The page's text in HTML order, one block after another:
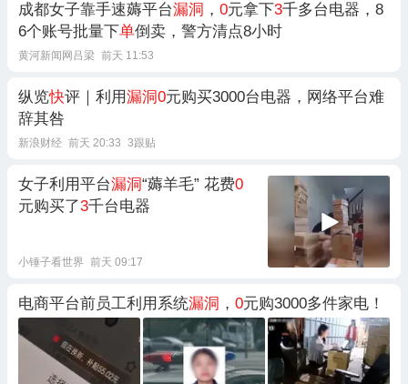
成都女子靠手速薅平台漏洞 ， 0元拿下3千多台电器，8
6个账号批量下单倒卖，警方清点8小时
黄河新闻网吕梁 前天 11:53
纵览快评｜利用漏洞0元购买3000台电器，网络平台难
辞其咎
新浪财经 前天 20:33 3跟贴
女子利用平台漏洞“薅羊毛” 花费0
元购买了3千台电器
小锤子看世界 前天 09:17
电商平台前员工利用系统漏洞 ， 0元购3000多件家电！